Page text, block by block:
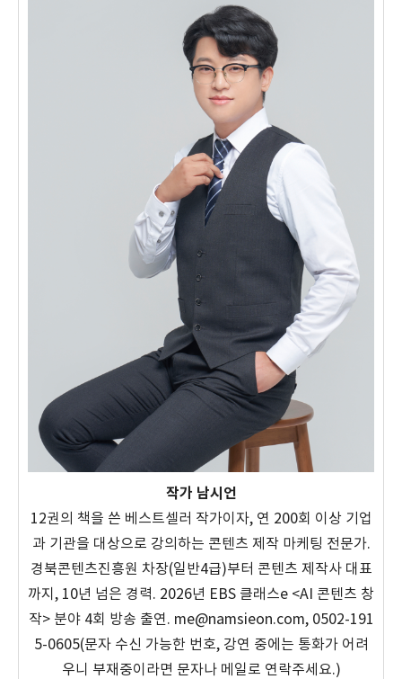
작가 남시언
12권의 책을 쓴 베스트셀러 작가이자, 연 200회 이상 기업
과 기관을 대상으로 강의하는 콘텐츠 제작 마케팅 전문가.
경북콘텐츠진흥원 차장(일반4급)부터 콘텐츠 제작사 대표
까지, 10년 넘은 경력. 2026년 EBS 클래스e <AI 콘텐츠 창
작> 분야 4회 방송 출연. me@namsieon.com, 0502-191
5-0605(문자 수신 가능한 번호, 강연 중에는 통화가 어려
우니 부재중이라면 문자나 메일로 연락주세요.)